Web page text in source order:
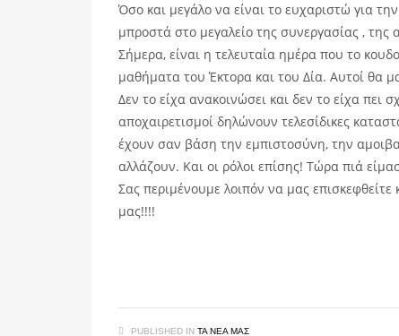
Όσο και μεγάλο να είναι το ευχαριστώ για
μπροστά στο μεγαλείο της συνεργασίας , της
Σήμερα, είναι η τελευταία ημέρα που το
μαθήματα του Έκτορα και του Δία. Αυτοί θα
Δεν το είχα ανακοινώσει και δεν το είχα
αποχαιρετισμοί δηλώνουν τελεσίδικες
έχουν σαν βάση την εμπιστοσύνη, την
αλλάζουν. Και οι ρόλοι επίσης! Τώρα πιά
Σας περιμένουμε λοιπόν να μας
μας!!!!
PUBLISHED IN ΤΑ ΝΈΑ ΜΑΣ